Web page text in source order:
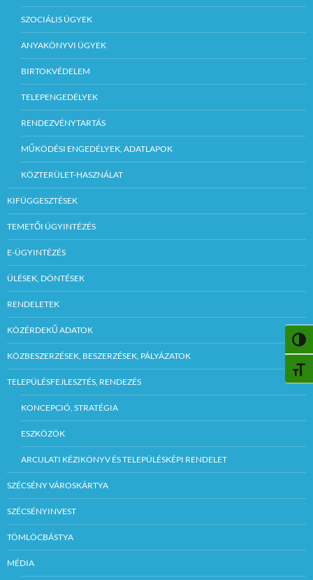
SZOCIÁLIS ÜGYEK
ANYAKÖNYVI ÜGYEK
BIRTOKVÉDELEM
TELEPENGEDÉLYEK
RENDEZVÉNYTARTÁS
MŰKÖDÉSI ENGEDÉLYEK, ADATLAPOK
KÖZTERÜLET-HASZNÁLAT
KIFÜGGESZTÉSEK
TEMETŐI ÜGYINTÉZÉS
E-ÜGYINTÉZÉS
ÜLÉSEK, DÖNTÉSEK
RENDELETEK
KÖZÉRDEKŰ ADATOK
KÖZBESZERZÉSEK, BESZERZÉSEK, PÁLYÁZATOK
TELEPÜLÉSFEJLESZTÉS, RENDEZÉS
KONCEPCIÓ, STRATÉGIA
ESZKÖZÖK
ARCULATI KÉZIKÖNYV ÉS TELEPÜLÉSKÉPI RENDELET
SZÉCSÉNY VÁROSKÁRTYA
SZÉCSÉNYINVEST
TÖMLÖCBÁSTYA
MÉDIA